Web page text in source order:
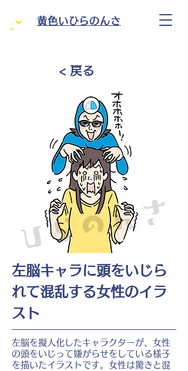
黄色いひらのんさ
< 戻る
左脳キャラに頭をいじら
れて混乱する女性のイラ
スト
左脳を擬人化したキャラクターが、女性
の頭をいじって嫌がらせをしている様子
を描いたイラストです。女性は驚きと混